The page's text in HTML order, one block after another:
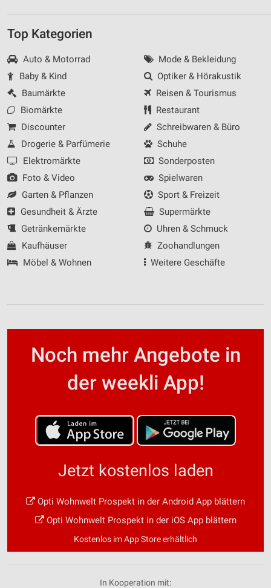
Top Kategorien
Auto & Motorrad
Baby & Kind
Baumärkte
Biomärkte
Discounter
Drogerie & Parfümerie
Elektromärkte
Foto & Video
Garten & Pflanzen
Gesundheit & Ärzte
Getränkemärkte
Kaufhäuser
Möbel & Wohnen
Mode & Bekleidung
Optiker & Hörakustik
Reisen & Tourismus
Restaurant
Schreibwaren & Büro
Schuhe
Sonderposten
Spielwaren
Sport & Freizeit
Supermärkte
Uhren & Schmuck
Zoohandlungen
Weitere Geschäfte
Noch mehr Angebote in
der weekli App!
Jetzt kostenlos laden
Opti Wohnwelt Prospekt in der Android App blättern
Opti Wohnwelt Prospekt in der iOS App blättern
Kostenlos im App Store erhältlich
In Kooperation mit: